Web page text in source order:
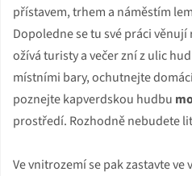
přístavem, trhem a náměstím
Dopoledne se tu své práci
ožívá turisty a večer zní z ulic
místními bary, ochutnejte
poznejte kapverdskou hudbu
prostředí. Rozhodně nebudete
Ve vnitrozemí se pak zastavte ve